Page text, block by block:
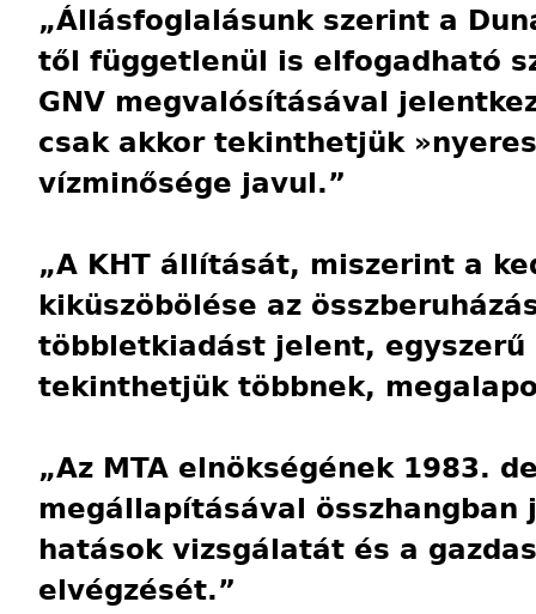
„Állásfoglalásunk szerint a
től függetlenül is elfogadható
GNV megvalósításával
csak akkor tekinthetjük
vízminősége javul.”
„A KHT állítását, miszerint a
kiküszöbölése az
többletkiadást jelent,
tekinthetjük többnek,
„Az MTA elnökségének 1983.
megállapításával
hatások vizsgálatát és a
elvégzését.”